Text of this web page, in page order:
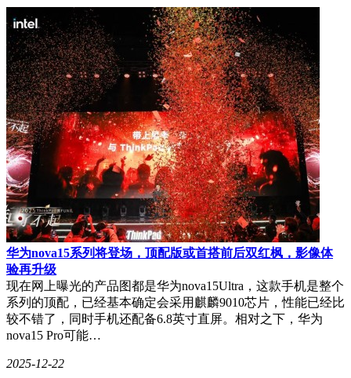
华为nova15系列将登场，顶配版或首搭前后双红枫，影像体
验再升级
现在网上曝光的产品图都是华为nova15Ultra，这款手机是整个
系列的顶配，已经基本确定会采用麒麟9010芯片，性能已经比
较不错了，同时手机还配备6.8英寸直屏。相对之下，华为
nova15 Pro可能…
2025-12-22